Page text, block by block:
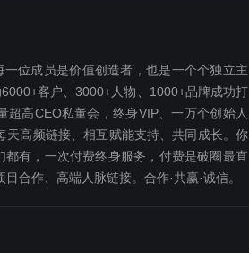
位成员是价值创造者，也是一个个独立主
客户、3000+人物、1000+品牌成功打
高CEO私董会，终身VIP、一万个创始人
高频链接、相互赋能支持、共同成长。你
有，一次付费终‬身服务，付费是破圈最‬直
合作、高端人脉链接。合作·共赢·诚信。